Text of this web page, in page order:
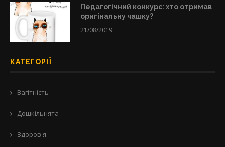
Педагогічний конкурс: хто отримав
оригінальну чашку?
21/08/2019
КАТЕГОРІЇ
Вагітність
Дошкільнята
Здоров'я